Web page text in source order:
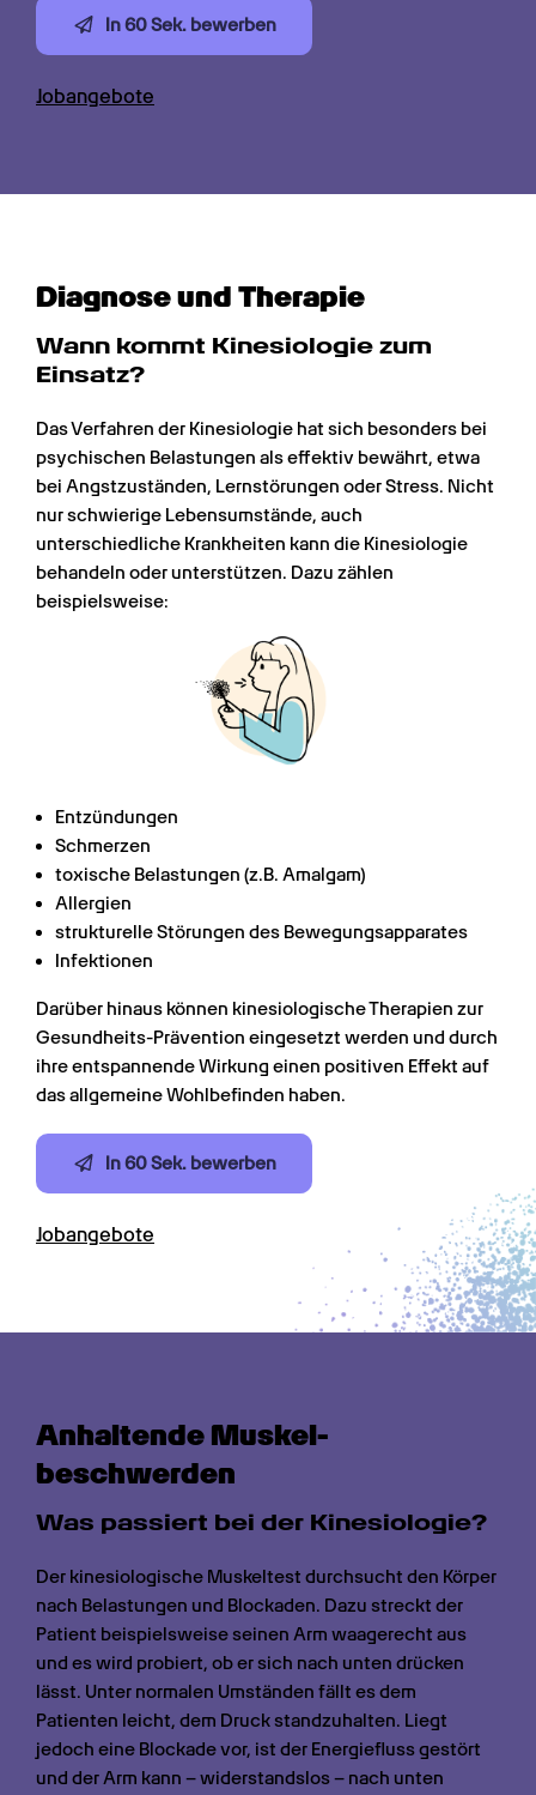
In 60 Sek. bewerben
Jobangebote
Diagnose und Therapie
Wann kommt Kinesio­logie zum
Einsatz?
Das Verfahren der Kinesiologie hat sich besonders bei
psychischen Belastungen als effektiv bewährt, etwa
bei Angstzuständen, Lernstörungen oder Stress. Nicht
nur schwierige Lebensumstände, auch
unterschiedliche Krankheiten kann die Kinesiologie
behandeln oder unterstützen. Dazu zählen
beispielsweise:
Entzündungen
Schmerzen
toxische Belastungen (z.B. Amalgam)
Allergien
strukturelle Störungen des Bewegungsapparates
Infektionen
Darüber hinaus können kinesiologische Therapien zur
Gesundheits-Prävention eingesetzt werden und durch
ihre entspannende Wirkung einen positiven Effekt auf
das allgemeine Wohlbefinden haben.
In 60 Sek. bewerben
Jobangebote
Anhaltende Muskel­
beschwerden
Was passiert bei der Kinesiologie?
Der kinesiologische Muskeltest durchsucht den Körper
nach Belastungen und Blockaden. Dazu streckt der
Patient beispielsweise seinen Arm waagerecht aus
und es wird probiert, ob er sich nach unten drücken
lässt. Unter normalen Umständen fällt es dem
Patienten leicht, dem Druck standzuhalten. Liegt
jedoch eine Blockade vor, ist der Energiefluss gestört
und der Arm kann – widerstandslos – nach unten